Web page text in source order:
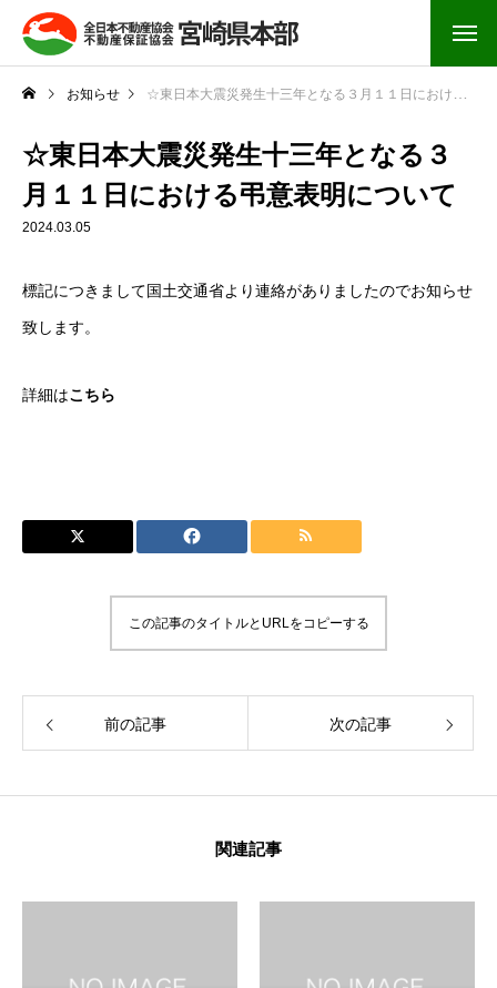
お知らせ ☆東日本大震災発生十三年となる３月１１日における弔意表明について
☆東日本大震災発生十三年となる３
月１１日における弔意表明について
2024.03.05
標記につきまして国土交通省より連絡がありましたのでお知らせ
致します。
詳細はこちら
この記事のタイトルとURLをコピーする
前の記事 次の記事
関連記事